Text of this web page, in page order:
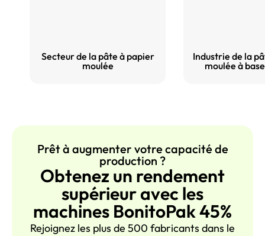
Secteur de la pâte à papier
moulée
Industrie de la
moulée à
Prêt à augmenter votre capacité de
production ?
Obtenez un rendement
supérieur avec les
machines BonitoPak 45%
Rejoignez les plus de 500 fabricants dans le